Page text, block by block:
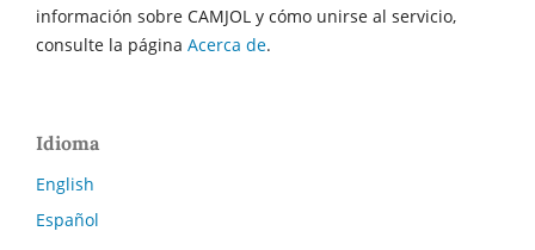
información sobre CAMJOL y cómo unirse al servicio,
consulte la página Acerca de.
Idioma
English
Español